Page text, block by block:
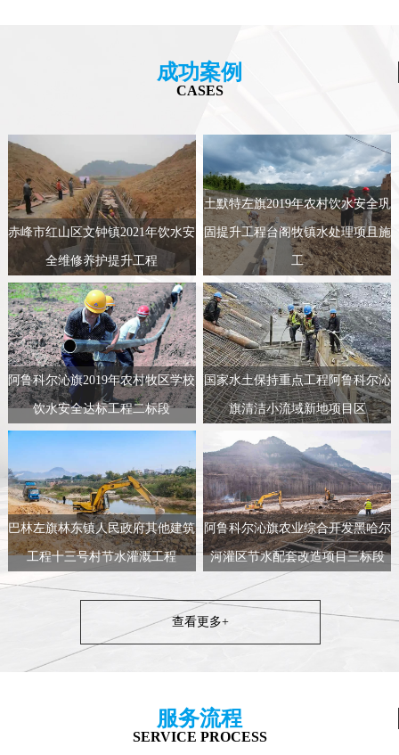
成功案例
CASES
赤峰市红山区文钟镇2021年饮水安
全维修养护提升工程
土默特左旗2019年农村饮水安全巩
固提升工程台阁牧镇水处理项且施
工
阿鲁科尔沁旗2019年农村牧区学校
饮水安全达标工程二标段
国家水土保持重点工程阿鲁科尔沁
旗清洁小流域新地项目区
巴林左旗林东镇人民政府其他建筑
工程十三号村节水灌溉工程
阿鲁科尔沁旗农业综合开发黑哈尔
河灌区节水配套改造项目三标段
查看更多+
服务流程
SERVICE PROCESS